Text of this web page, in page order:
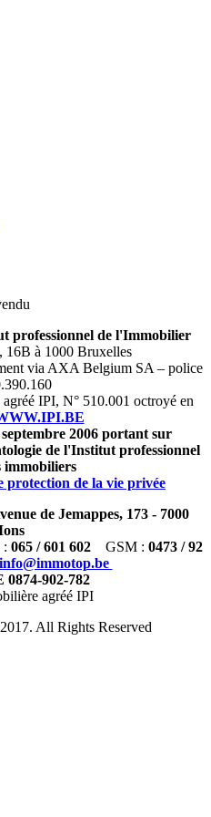
professionnel de l'Immobilier
16B à 1000 Bruxelles
via AXA Belgium SA – police
IPI, N° 510.001 octroyé en
2006 portant sur
de l'Institut professionnel
immobiliers
protection de la vie privée
de Jemappes, 173 - 7000
065 / 601 602 GSM : 0473 / 92
info@immotop.be
0874-902-782
agréé IPI
All Rights Reserved